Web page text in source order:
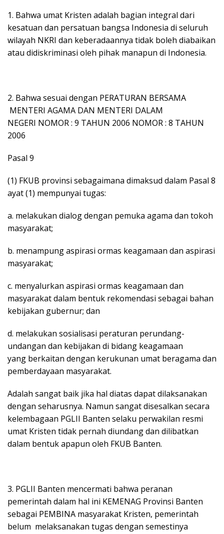
1. Bahwa umat Kristen adalah bagian integral dari
kesatuan dan persatuan bangsa Indonesia di seluruh
wilayah NKRI dan keberadaannya tidak boleh diabaikan
atau didiskriminasi oleh pihak manapun di Indonesia.
2. Bahwa sesuai dengan PERATURAN BERSAMA
MENTERI AGAMA DAN MENTERI DALAM
NEGERI NOMOR : 9 TAHUN 2006 NOMOR : 8 TAHUN
2006
Pasal 9
(1) FKUB provinsi sebagaimana dimaksud dalam Pasal 8
ayat (1) mempunyai tugas:
a. melakukan dialog dengan pemuka agama dan tokoh
masyarakat;
b. menampung aspirasi ormas keagamaan dan aspirasi
masyarakat;
c. menyalurkan aspirasi ormas keagamaan dan
masyarakat dalam bentuk rekomendasi sebagai bahan
kebijakan gubernur; dan
d. melakukan sosialisasi peraturan perundang-
undangan dan kebijakan di bidang keagamaan
yang berkaitan dengan kerukunan umat beragama dan
pemberdayaan masyarakat.
Adalah sangat baik jika hal diatas dapat dilaksanakan
dengan seharusnya. Namun sangat disesalkan secara
kelembagaan PGLII Banten selaku perwakilan resmi
umat Kristen tidak pernah diundang dan dilibatkan
dalam bentuk apapun oleh FKUB Banten.
3. PGLII Banten mencermati bahwa peranan
pemerintah dalam hal ini KEMENAG Provinsi Banten
sebagai PEMBINA masyarakat Kristen, pemerintah
belum melaksanakan tugas dengan semestinya